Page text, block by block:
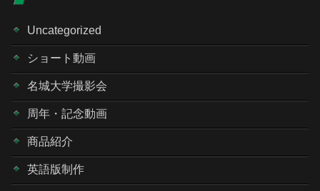
Uncategorized
ショート動画
名城大学撮影会
周年・記念動画
商品紹介
英語版制作